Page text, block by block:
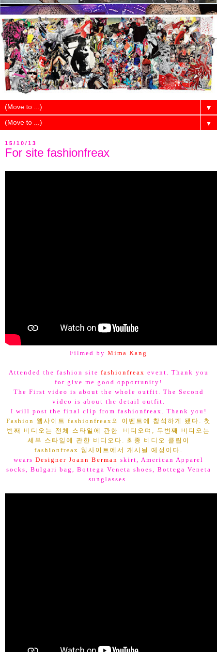
▼
▼
15/10/13
For site fashionfreax
Filmed by Mima Kang
Attended the fashion site fashionfreax event. Thank you
for give me good opportunity!
The First video is about the whole outfit. The Second
video is about the detail outfit.
I will post the final clip from fashionfreax. Thank you!
Fashion 웹사이트 fashionfreax의 이벤트에 참석하게 됐다. 첫
번째 비디오는 전체 스타일에 관한 비디오며, 두번째 비디오는
세부 스타일에 관한 비디오다. 최종 비디오 클립이
fashionfreax 웹사이트에서 개시될 예정이다.
wears Designer Joann Berman skirt, American Apparel
socks, Bulgari bag, Bottega Veneta shoes, Bottega Veneta
sunglasses.